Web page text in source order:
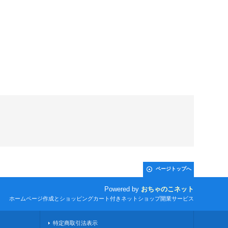
ページトップへ
Powered by おちゃのこネット
ホームページ作成とショッピングカート付きネットショップ開業サービス
特定商取引法表示